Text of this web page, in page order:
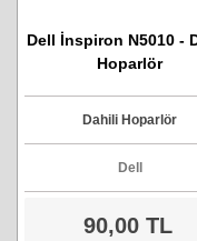
Dell İnspiron N5010 -
Hoparlör
Dahili Hoparlör
Dell
90,00 TL